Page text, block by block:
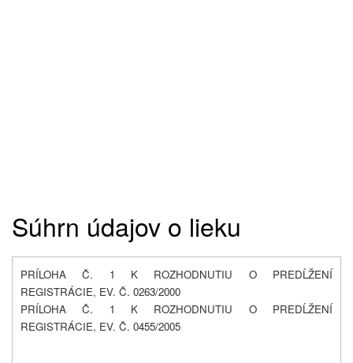
Súhrn údajov o lieku
PRÍLOHA Č. 1 K ROZHODNUTIU O PREDĹŽENÍ
REGISTRÁCIE, EV. Č. 0263/2000
PRÍLOHA Č. 1 K ROZHODNUTIU O PREDĹŽENÍ
REGISTRÁCIE, EV. Č. 0455/2005